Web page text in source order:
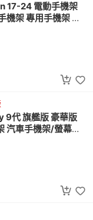
17-24 電動手機架
機架 專用手機架 改
9代 旗艦版 豪華版
汽車手機架/螢幕式/